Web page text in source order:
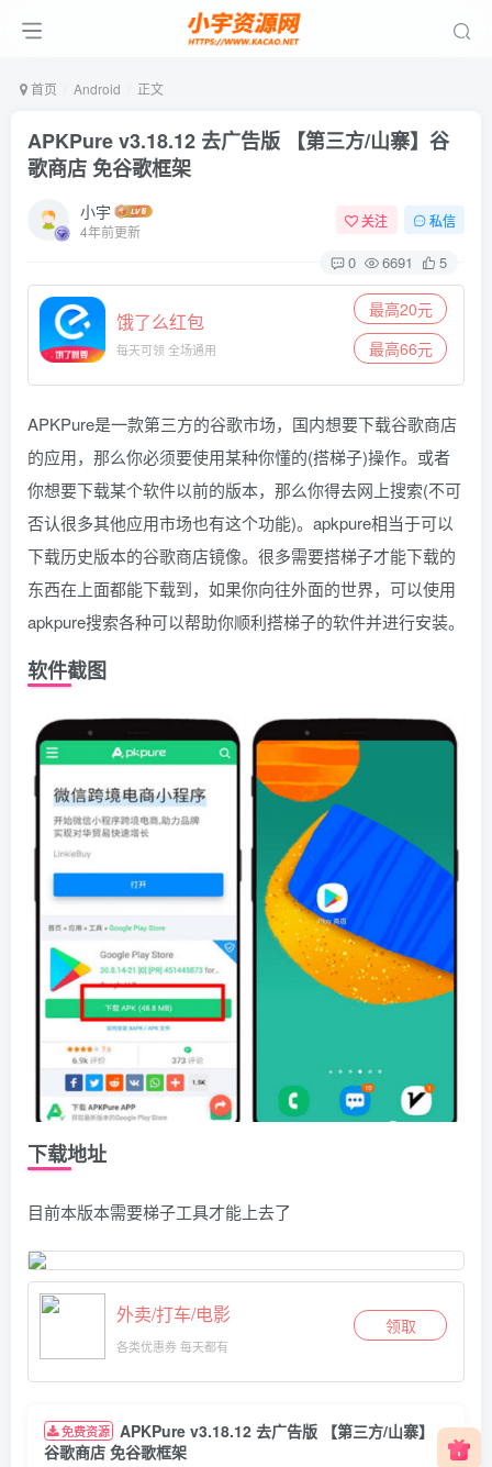
首页 Android 正文
APKPure v3.18.12 去广告版 【第三方/山寨】谷
歌商店 免谷歌框架
小宇
4年前更新
关注 私信
0 6691 5
饿了么红包
每天可领 全场通用
最高20元
最高66元
APKPure是一款第三方的谷歌市场，国内想要下载谷歌商店
的应用，那么你必须要使用某种你懂的(搭梯子)操作。或者
你想要下载某个软件以前的版本，那么你得去网上搜索(不可
否认很多其他应用市场也有这个功能)。apkpure相当于可以
下载历史版本的谷歌商店镜像。很多需要搭梯子才能下载的
东西在上面都能下载到，如果你向往外面的世界，可以使用
apkpure搜索各种可以帮助你顺利搭梯子的软件并进行安装。
软件截图
下载地址
目前本版本需要梯子工具才能上去了
外卖/打车/电影
各类优惠券 每天都有
领取
免费资源 APKPure v3.18.12 去广告版 【第三方/山寨】
谷歌商店 免谷歌框架